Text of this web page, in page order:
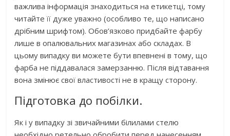
важлива інформація знаходиться на етикетці, тому
читайте її дуже уважно (особливо те, що написано
дрібним шрифтом). Обов’язково придбайте фарбу
лише в опалювальних магазинах або складах. В
цьому випадку ви можете бути впевнені в тому, що
фарба не піддавалася замерзанню. Після відтавання
вона змінює свої властивості не в кращу сторону.
Підготовка до побілки.
Як і у випадку зі звичайними білилами стелю